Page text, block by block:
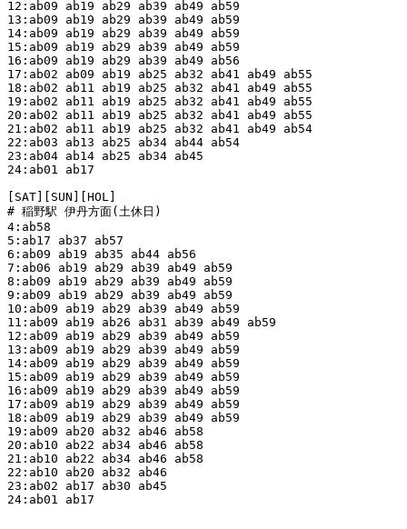
12:ab09 ab19 ab29 ab39 ab49 ab59
13:ab09 ab19 ab29 ab39 ab49 ab59
14:ab09 ab19 ab29 ab39 ab49 ab59
15:ab09 ab19 ab29 ab39 ab49 ab59
16:ab09 ab19 ab29 ab39 ab49 ab56
17:ab02 ab09 ab19 ab25 ab32 ab41 ab49 ab55
18:ab02 ab11 ab19 ab25 ab32 ab41 ab49 ab55
19:ab02 ab11 ab19 ab25 ab32 ab41 ab49 ab55
20:ab02 ab11 ab19 ab25 ab32 ab41 ab49 ab55
21:ab02 ab11 ab19 ab25 ab32 ab41 ab49 ab54
22:ab03 ab13 ab25 ab34 ab44 ab54
23:ab04 ab14 ab25 ab34 ab45
24:ab01 ab17
[SAT][SUN][HOL]
# 稲野駅 伊丹方面(土休日)
4:ab58
5:ab17 ab37 ab57
6:ab09 ab19 ab35 ab44 ab56
7:ab06 ab19 ab29 ab39 ab49 ab59
8:ab09 ab19 ab29 ab39 ab49 ab59
9:ab09 ab19 ab29 ab39 ab49 ab59
10:ab09 ab19 ab29 ab39 ab49 ab59
11:ab09 ab19 ab26 ab31 ab39 ab49 ab59
12:ab09 ab19 ab29 ab39 ab49 ab59
13:ab09 ab19 ab29 ab39 ab49 ab59
14:ab09 ab19 ab29 ab39 ab49 ab59
15:ab09 ab19 ab29 ab39 ab49 ab59
16:ab09 ab19 ab29 ab39 ab49 ab59
17:ab09 ab19 ab29 ab39 ab49 ab59
18:ab09 ab19 ab29 ab39 ab49 ab59
19:ab09 ab20 ab32 ab46 ab58
20:ab10 ab22 ab34 ab46 ab58
21:ab10 ab22 ab34 ab46 ab58
22:ab10 ab20 ab32 ab46
23:ab02 ab17 ab30 ab45
24:ab01 ab17